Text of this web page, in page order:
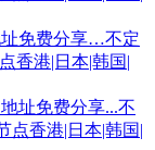
址免费分享…不定
香港|日本|韩国|